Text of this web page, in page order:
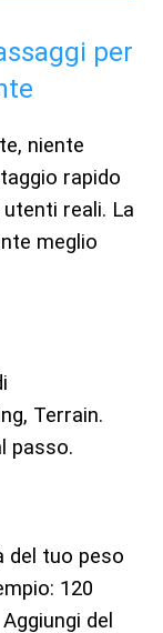
per
niente
rapido
reali. La
meglio
Terrain.
passo.
del tuo peso
120
del